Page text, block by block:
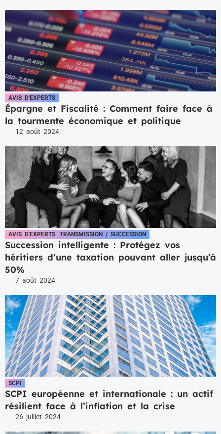
AVIS D'EXPERTS
Épargne et Fiscalité : Comment faire face à
la tourmente économique et politique
12 août 2024
AVIS D'EXPERTS, TRANSMISSION / SUCCESSION
Succession intelligente : Protégez vos
héritiers d’une taxation pouvant aller jusqu’à
50%
7 août 2024
SCPI
SCPI européenne et internationale : un actif
résilient face à l’inflation et la crise
26 juillet 2024